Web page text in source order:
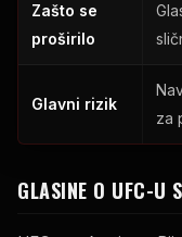
Zašto se
proširilo
Glavni rizik
za
GLASINE O UFC-U